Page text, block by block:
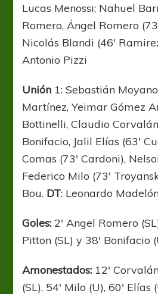
Lucas Menossi; Nahuel
Romero, Ángel Romero
Nicolás Blandi (46′
Antonio Pizzi
Unión 1: Sebastián
Martínez, Yeimar Gómez
Bottinelli, Claudio
Bonifacio, Jalil Elías (63′
Comas (73′ Cardoni),
Federico Milo (73′
Bou. DT: Leonardo
Goles:2′ Angel Romero
Pitton (SL) y 38′ Bonifacio
Amonestados: 12′
(SL), 54′ Milo (U), 60′ Elías